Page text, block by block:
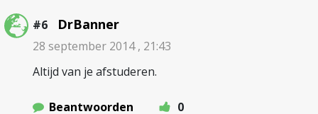
#6 DrBanner
28 september 2014 , 21:43
Altijd van je afstuderen.
Beantwoorden
0